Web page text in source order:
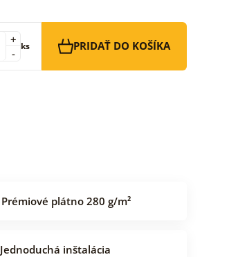
-
+ ks PRIDAŤ DO KOŠÍKA
Prémiové plátno 280 g/m²
Jednoduchá inštalácia